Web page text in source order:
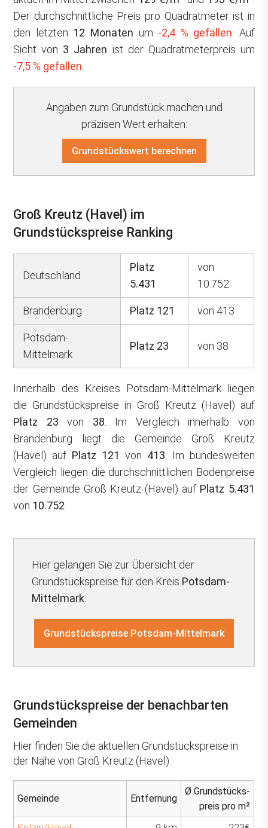
Der durchschnittliche Preis pro Quadratmeter ist in
den letzten 12 Monaten um -2,4 % gefallen . Auf
Sicht von 3 Jahren ist der Quadratmeterpreis um
-7,5 % gefallen
Angaben zum Grundstück machen und
präzisen Wert erhalten:
Grundstückswert berechnen
Groß Kreutz (Havel) im
Grundstückspreise Ranking
Deutschland
Platz
5.431
von
10.752
Brandenburg Platz 121 von 413
Potsdam-
Mittelmark
Platz 23 von 38
Innerhalb des Kreises Potsdam-Mittelmark liegen
die Grundstückspreise in Groß Kreutz (Havel) auf
Platz 23 von 38 . Im Vergleich innerhalb von
Brandenburg liegt die Gemeinde Groß Kreutz
(Havel) auf Platz 121 von 413 . Im bundesweiten
Vergleich liegen die durchschnittlichen Bodenpreise
der Gemeinde Groß Kreutz (Havel) auf Platz 5.431
von 10.752
Hier gelangen Sie zur Übersicht der
Grundstückspreise für den Kreis Potsdam-
Mittelmark:
Grundstückspreise Potsdam-Mittelmark
Grundstückspreise der benachbarten
Gemeinden
Hier finden Sie die aktuellen Grundstückspreise in
der Nähe von Groß Kreutz (Havel):
Gemeinde Entfernung
Ø Grundstücks-
preis pro m²